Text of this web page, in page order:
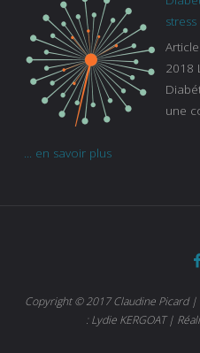
de la
qui
cher
stress
2018
une
... en savoir plus
Copyright © 2017 Claudine Picard
: Lydie KERGOAT |